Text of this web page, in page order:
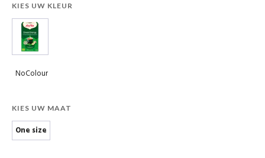
KIES UW KLEUR
NoColour
KIES UW MAAT
One size